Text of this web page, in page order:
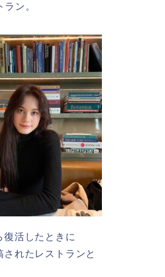
ラン。
復活したときに
れたレストランと